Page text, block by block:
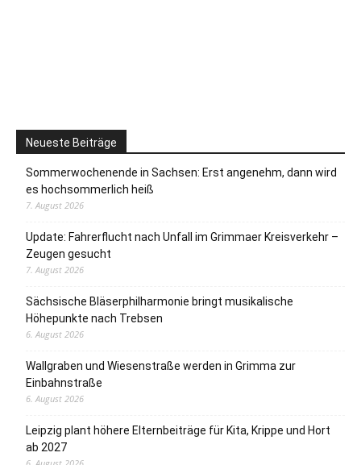
Neueste Beiträge
Sommerwochenende in Sachsen: Erst angenehm, dann wird
es hochsommerlich heiß
7. August 2026
Update: Fahrerflucht nach Unfall im Grimmaer Kreisverkehr –
Zeugen gesucht
7. August 2026
Sächsische Bläserphilharmonie bringt musikalische
Höhepunkte nach Trebsen
6. August 2026
Wallgraben und Wiesenstraße werden in Grimma zur
Einbahnstraße
6. August 2026
Leipzig plant höhere Elternbeiträge für Kita, Krippe und Hort
ab 2027